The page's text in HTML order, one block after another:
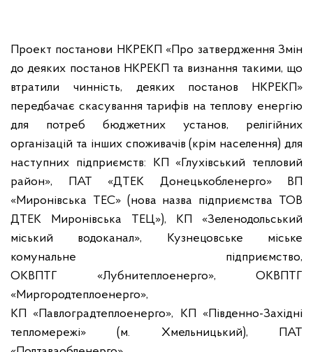
Проект постанови НКРЕКП «Про затвердження Змін
до деяких постанов НКРЕКП та визнання такими, що
втратили чинність, деяких постанов НКРЕКП»
передбачає скасування тарифів на теплову енергію
для потреб бюджетних установ, релігійних
організацій та інших споживачів (крім населення) для
наступних підприємств: КП «Глухівський тепловий
район», ПАТ
«ДТЕК Донецькобленерго» ВП
«Миронівська ТЕС» (нова назва підприємства ТОВ
ДТЕК Миронівська ТЕЦ»), КП «Зеленодольський
міський водоканал», Кузнецовське міське
комунальне підприємство,
ОКВПТГ «Лубнитеплоенерго», ОКВПТГ
«Миргородтеплоенерго»,
КП «Павлоградтеплоенерго», КП «Південно-Західні
тепломережі» (м.
Хмельницький), ПАТ